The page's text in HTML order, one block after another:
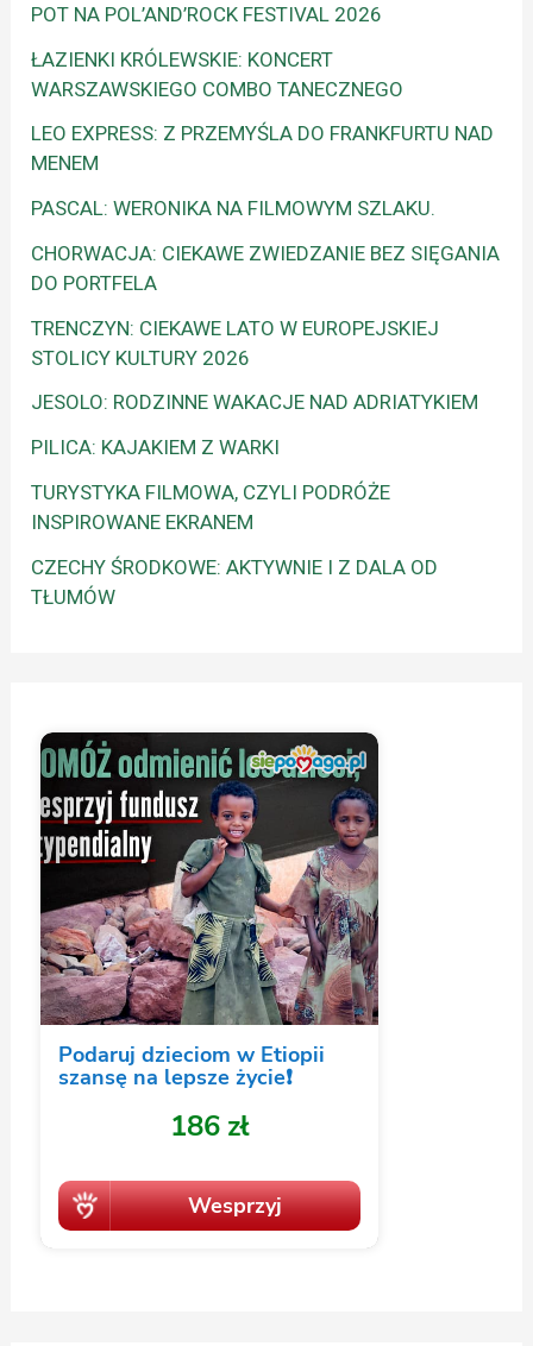
POT NA POL’AND’ROCK FESTIVAL 2026
ŁAZIENKI KRÓLEWSKIE: KONCERT
WARSZAWSKIEGO COMBO TANECZNEGO
LEO EXPRESS: Z PRZEMYŚLA DO FRANKFURTU NAD
MENEM
PASCAL: WERONIKA NA FILMOWYM SZLAKU.
CHORWACJA: CIEKAWE ZWIEDZANIE BEZ SIĘGANIA
DO PORTFELA
TRENCZYN: CIEKAWE LATO W EUROPEJSKIEJ
STOLICY KULTURY 2026
JESOLO: RODZINNE WAKACJE NAD ADRIATYKIEM
PILICA: KAJAKIEM Z WARKI
TURYSTYKA FILMOWA, CZYLI PODRÓŻE
INSPIROWANE EKRANEM
CZECHY ŚRODKOWE: AKTYWNIE I Z DALA OD
TŁUMÓW